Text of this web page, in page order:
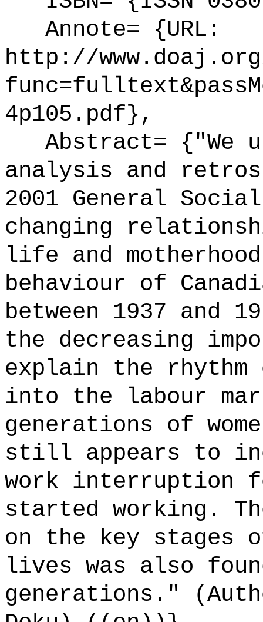
Annote= {URL:
http://
4p105.pdf},
Abstract= {"We
analysis and
2001 General
changing
life and
behaviour of
between 1937 and
the decreasing
explain the
into the labour
generations of
still appears to
work interruption
started working.
on the key stages
lives was also
generations."